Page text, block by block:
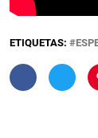
ETIQUETAS: